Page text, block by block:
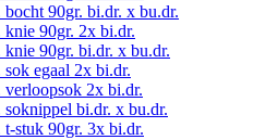
bocht 90gr. bi.dr. x bu.dr.
knie 90gr. 2x bi.dr.
knie 90gr. bi.dr. x bu.dr.
sok egaal 2x bi.dr.
verloopsok 2x bi.dr.
soknippel bi.dr. x bu.dr.
t-stuk 90gr. 3x bi.dr.